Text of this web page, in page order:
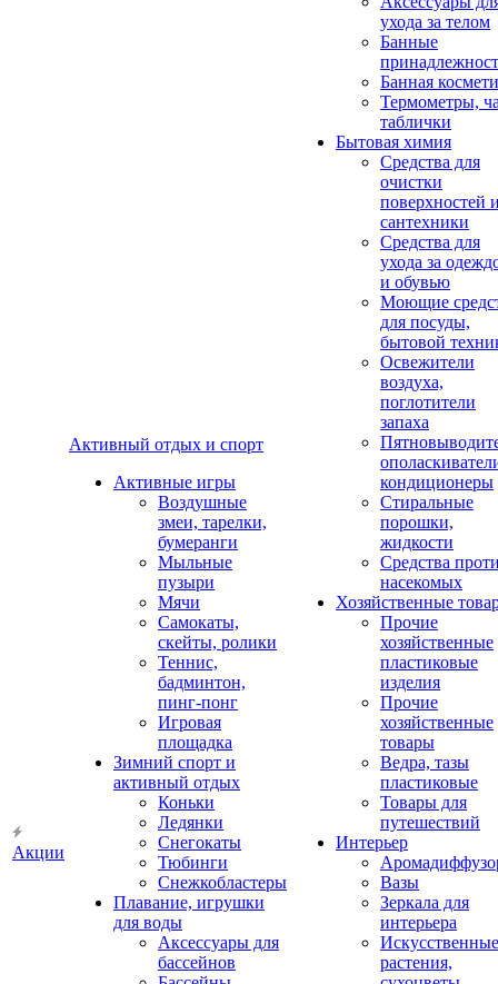
Акции
Активный отдых и спорт
Активные игры
Воздушные
змеи, тарелки,
бумеранги
Мыльные
пузыри
Мячи
Самокаты,
скейты, ролики
Теннис,
бадминтон,
пинг-понг
Игровая
площадка
Зимний спорт и
активный отдых
Коньки
Ледянки
Снегокаты
Тюбинги
Снежкобластеры
Плавание, игрушки
для воды
Аксессуары для
бассейнов
ухода за телом
Банные
Банная
Термометры,
таблички
Бытовая химия
Средства для
очистки
поверхностей
сантехники
Средства для
ухода за
и обувью
Моющие
для посуды,
бытовой
Освежители
воздуха,
поглотители
запаха
кондиционеры
Стиральные
порошки,
жидкости
Средства
насекомых
Хозяйственные
Прочие
хозяйственные
пластиковые
изделия
Прочие
хозяйственные
товары
Ведра, тазы
пластиковые
Товары для
путешествий
Интерьер
Вазы
Зеркала для
интерьера
Искусственные
растения,